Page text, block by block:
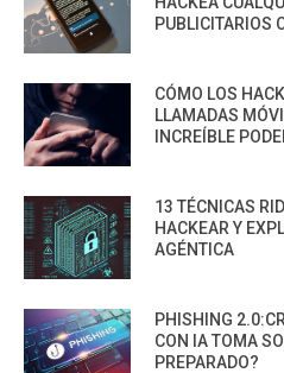
PUBLICITARIOS
CÓMO LOS
LLAMADAS
INCREÍBLE
13 TÉCNICAS
HACKEAR Y
AGÉNTICA
PHISHING
CON IA TOMA
PREPARADO?